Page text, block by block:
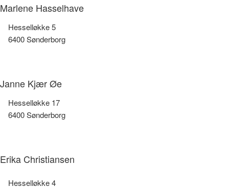
Marlene Hasselhave
Hesselløkke 5
6400 Sønderborg
Janne Kjær Øe
Hesselløkke 17
6400 Sønderborg
Erika Christiansen
Hesselløkke 4